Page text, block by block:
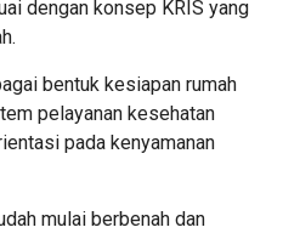
dengan konsep KRIS yang
bentuk kesiapan rumah
pelayanan kesehatan
pada kenyamanan
mulai berbenah dan